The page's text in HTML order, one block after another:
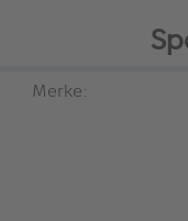
Merke: